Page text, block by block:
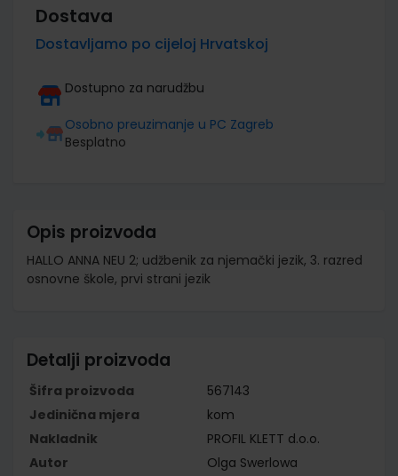
Dostava
Dostavljamo po cijeloj Hrvatskoj
Dostupno za narudžbu
Osobno preuzimanje u PC Zagreb
Besplatno
Opis proizvoda
HALLO ANNA NEU 2; udžbenik za njemački jezik, 3. razred
osnovne škole, prvi strani jezik
Detalji proizvoda
Šifra proizvoda
567143
Jedinična mjera
kom
Nakladnik
PROFIL KLETT d.o.o.
Autor
Olga Swerlowa